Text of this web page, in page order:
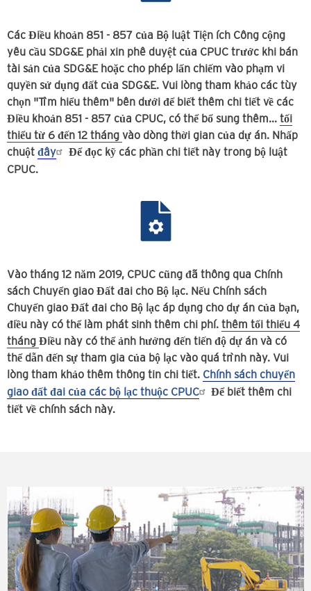
Các Điều khoản 851 - 857 của Bộ luật Tiện ích Công cộng
yêu cầu SDG&E phải xin phê duyệt của CPUC trước khi bán
tài sản của SDG&E hoặc cho phép lấn chiếm vào phạm vi
quyền sử dụng đất của SDG&E. Vui lòng tham khảo các tùy
chọn "Tìm hiểu thêm" bên dưới để biết thêm chi tiết về các
Điều khoản 851 - 857 của CPUC, có thể bổ sung thêm... tối
thiểu từ 6 đến 12 tháng vào dòng thời gian của dự án. Nhấp
chuột đây
Để đọc kỹ các phần chi tiết này trong bộ luật
CPUC.
Vào tháng 12 năm 2019, CPUC cũng đã thông qua Chính
sách Chuyển giao Đất đai cho Bộ lạc. Nếu Chính sách
Chuyển giao Đất đai cho Bộ lạc áp dụng cho dự án của bạn,
điều này có thể làm phát sinh thêm chi phí. thêm tối thiểu 4
tháng Điều này có thể ảnh hưởng đến tiến độ dự án và có
thể dẫn đến sự tham gia của bộ lạc vào quá trình này. Vui
lòng tham khảo thêm thông tin chi tiết. Chính sách chuyển
giao đất đai của các bộ lạc thuộc CPUC
Để biết thêm chi
tiết về chính sách này.